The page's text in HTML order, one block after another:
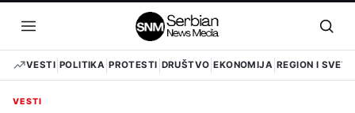
sadržaj
Otvori
meni
VESTI POLITIKA PROTESTI DRUŠTVO EKONOMIJA REGION I SVET
VESTI